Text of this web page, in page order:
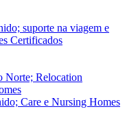
suporte na viagem e
Certificados
Norte; Relocation
Care e Nursing Homes